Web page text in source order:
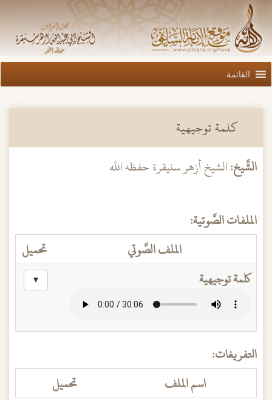
القائمة
كلمة توجيهية
الشَّيخ:الشيخ أزهر سنيقرة حفظه الله
الملفات الصَّوتية:
الملف الصَّوتي
تحميل
كلمة توجيهية
▼
التفريغات:
اسم الملف
تحميل